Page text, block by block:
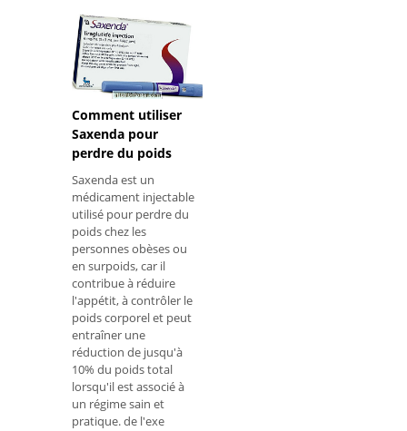
obtenu que sur
ordonnance. .
Comment uti
Comment utiliser
Saxenda pour
perdre du poids
Saxenda est un
médicament injectable
utilisé pour perdre du
poids chez les
personnes obèses ou
en surpoids, car il
contribue à réduire
l'appétit, à contrôler le
poids corporel et peut
entraîner une
réduction de jusqu'à
10% du poids total
lorsqu'il est associé à
un régime sain et
pratique. de l'exe